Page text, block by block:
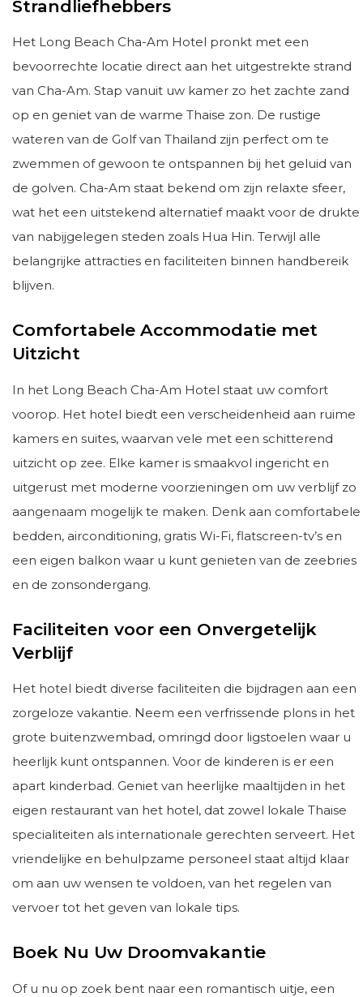
Strandliefhebbers
Het Long Beach Cha-Am Hotel pronkt met een
bevoorrechte locatie direct aan het uitgestrekte strand
van Cha-Am. Stap vanuit uw kamer zo het zachte zand
op en geniet van de warme Thaise zon. De rustige
wateren van de Golf van Thailand zijn perfect om te
zwemmen of gewoon te ontspannen bij het geluid van
de golven. Cha-Am staat bekend om zijn relaxte sfeer,
wat het een uitstekend alternatief maakt voor de drukte
van nabijgelegen steden zoals Hua Hin. Terwijl alle
belangrijke attracties en faciliteiten binnen handbereik
blijven.
Comfortabele Accommodatie met
Uitzicht
In het Long Beach Cha-Am Hotel staat uw comfort
voorop. Het hotel biedt een verscheidenheid aan ruime
kamers en suites, waarvan vele met een schitterend
uitzicht op zee. Elke kamer is smaakvol ingericht en
uitgerust met moderne voorzieningen om uw verblijf zo
aangenaam mogelijk te maken. Denk aan comfortabele
bedden, airconditioning, gratis Wi-Fi, flatscreen-tv’s en
een eigen balkon waar u kunt genieten van de zeebries
en de zonsondergang.
Faciliteiten voor een Onvergetelijk
Verblijf
Het hotel biedt diverse faciliteiten die bijdragen aan een
zorgeloze vakantie. Neem een verfrissende plons in het
grote buitenzwembad, omringd door ligstoelen waar u
heerlijk kunt ontspannen. Voor de kinderen is er een
apart kinderbad. Geniet van heerlijke maaltijden in het
eigen restaurant van het hotel, dat zowel lokale Thaise
specialiteiten als internationale gerechten serveert. Het
vriendelijke en behulpzame personeel staat altijd klaar
om aan uw wensen te voldoen, van het regelen van
vervoer tot het geven van lokale tips.
Boek Nu Uw Droomvakantie
Of u nu op zoek bent naar een romantisch uitje, een